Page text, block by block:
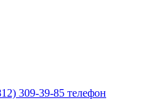
309-39-85 телефон